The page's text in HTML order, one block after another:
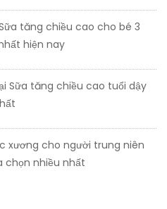
tăng chiều cao cho bé 3
hiện nay
Sữa tăng chiều cao tuổi dậy
xương cho người trung niên
chọn nhiều nhất